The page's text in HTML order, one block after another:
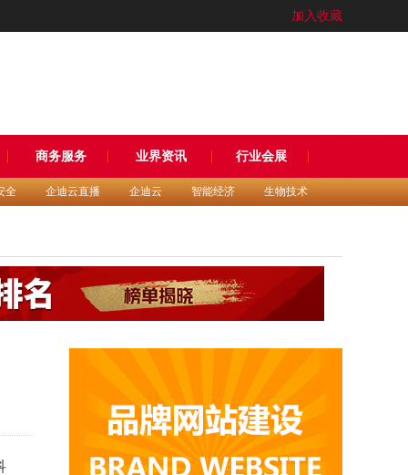
加入收藏
商务服务 业界资讯 行业会展
全 企迪云直播 企迪云 智能经济 生物技术